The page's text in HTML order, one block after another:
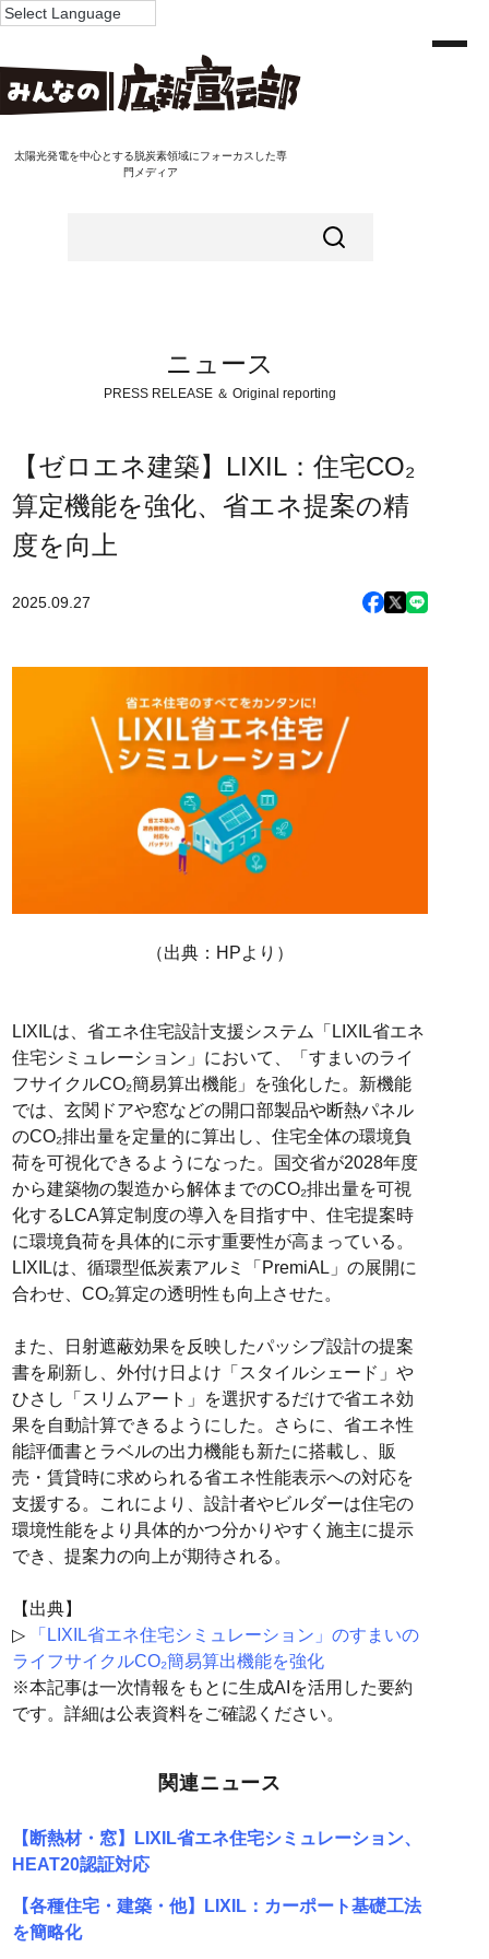
太陽光発電を中心とする脱炭素領域にフォーカスした専
門メディア
ニュース
PRESS RELEASE ＆ Original reporting
【ゼロエネ建築】LIXIL：住宅CO₂
算定機能を強化、省エネ提案の精
度を向上
2025.09.27
（出典：HPより）
LIXILは、省エネ住宅設計支援システム「LIXIL省エネ
住宅シミュレーション」において、「すまいのライ
フサイクルCO₂簡易算出機能」を強化した。新機能
では、玄関ドアや窓などの開口部製品や断熱パネル
のCO₂排出量を定量的に算出し、住宅全体の環境負
荷を可視化できるようになった。国交省が2028年度
から建築物の製造から解体までのCO₂排出量を可視
化するLCA算定制度の導入を目指す中、住宅提案時
に環境負荷を具体的に示す重要性が高まっている。
LIXILは、循環型低炭素アルミ「PremiAL」の展開に
合わせ、CO₂算定の透明性も向上させた。
また、日射遮蔽効果を反映したパッシブ設計の提案
書を刷新し、外付け日よけ「スタイルシェード」や
ひさし「スリムアート」を選択するだけで省エネ効
果を自動計算できるようにした。さらに、省エネ性
能評価書とラベルの出力機能も新たに搭載し、販
売・賃貸時に求められる省エネ性能表示への対応を
支援する。これにより、設計者やビルダーは住宅の
環境性能をより具体的かつ分かりやすく施主に提示
でき、提案力の向上が期待される。
【出典】
▷
「LIXIL省エネ住宅シミュレーション」のすまいの
ライフサイクルCO₂簡易算出機能を強化
※本記事は一次情報をもとに生成AIを活用した要約
です。詳細は公表資料をご確認ください。
関連ニュース
【断熱材・窓】LIXIL省エネ住宅シミュレーション、
HEAT20認証対応
【各種住宅・建築・他】LIXIL：カーポート基礎工法
を簡略化